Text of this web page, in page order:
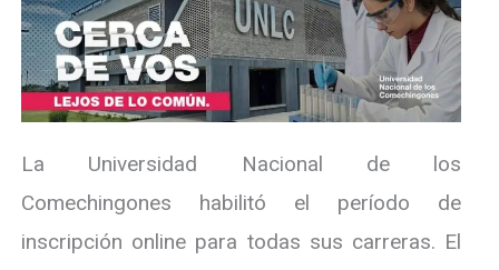
La Universidad Nacional de los
Comechingones habilitó el período de
inscripción online para todas sus carreras. El